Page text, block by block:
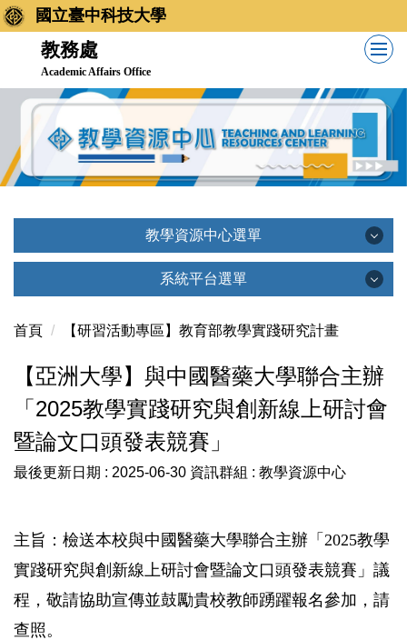
國立臺中科技大學
教務處
Academic Affairs Office
教學資源中心選單
教學資源中心選單
教學資源中心簡介
相關法規
業務執掌
最新消息
活動成果
系統平台選單
系統平台選單
創新教學平台(TronClass)
教務處線上印件系統(日間部)
首頁 【研習活動專區】教育部教學實踐研究計畫
【亞洲大學】與中國醫藥大學聯合主辦
「2025教學實踐研究與創新線上研討會
暨論文口頭發表競賽」
最後更新日期 : 2025-06-30 資訊群組 : 教學資源中心
主旨：檢送本校與中國醫藥大學聯合主辦「2025教學
實踐研究與創新線上研討會暨論文口頭發表競賽」議
程，敬請協助宣傳並鼓勵貴校教師踴躍報名參加，請
查照。